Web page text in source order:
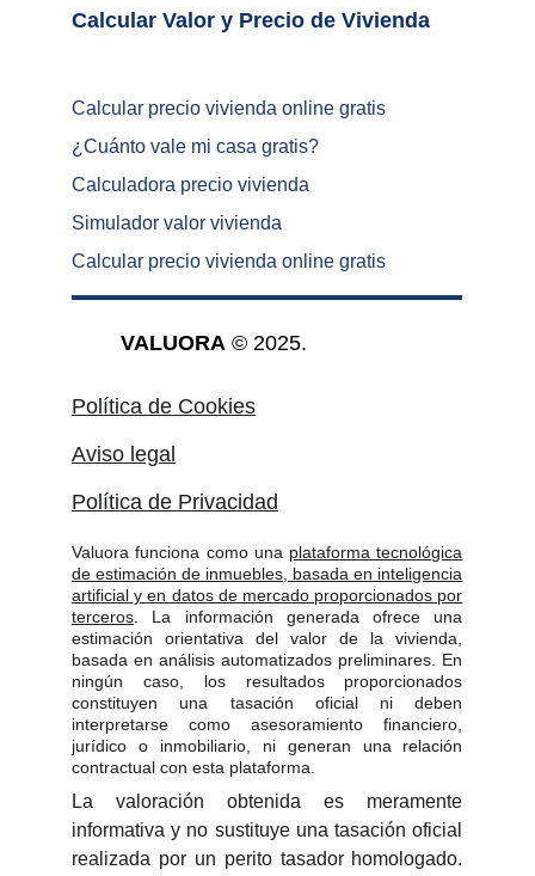
Valuora funciona como una plataforma tecnológica
de estimación de inmuebles, basada en inteligencia
artificial y en datos de mercado proporcionados por
terceros . La información generada ofrece una
estimación orientativa del valor de la vivienda,
basada en análisis automatizados preliminares. En
ningún caso, los resultados proporcionados
constituyen una tasación oficial ni deben
interpretarse como asesoramiento financiero,
jurídico o inmobiliario, ni generan una relación
contractual con esta plataforma.
La valoración obtenida es meramente
informativa y no sustituye una tasación oficial
realizada por un perito tasador homologado.
VALUORA © 2025.
Aviso legal
Política de Privacidad
Política de Cookies
Calcular precio vivienda online gratis
¿ Cuánto vale mi casa gratis?
Calculadora precio vivienda
Simulador valor vivienda
Calcular precio vivienda online gratis